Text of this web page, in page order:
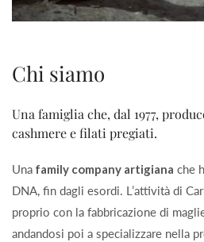
Chi siamo
Una famiglia che, dal 1977,
cashmere e filati pregiati.
Una family company artigiana che
DNA, fin dagli esordi. L’attività di
proprio con la fabbricazione di
andandosi poi a specializzare nella